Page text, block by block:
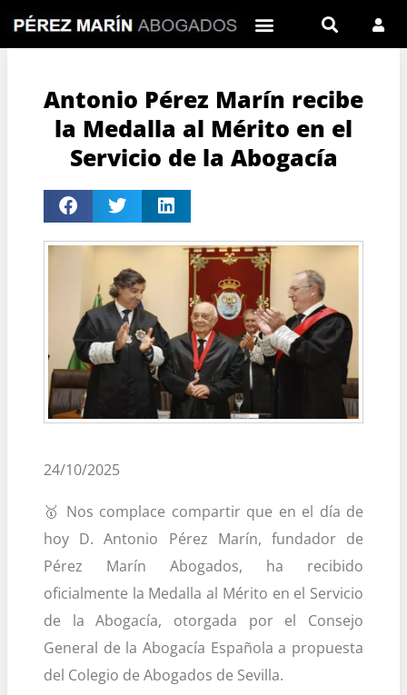
Antonio Pérez Marín recibe
la Medalla al Mérito en el
Servicio de la Abogacía
24/10/2025
🥇 Nos complace compartir que en el día de
hoy D. Antonio Pérez Marín, fundador de
Pérez Marín Abogados, ha recibido
oficialmente la Medalla al Mérito en el Servicio
de la Abogacía, otorgada por el Consejo
General de la Abogacía Española a propuesta
del Colegio de Abogados de Sevilla.